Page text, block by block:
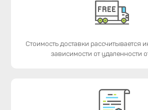
Стоимость доставки рассчитывается
зависимости от удаленности